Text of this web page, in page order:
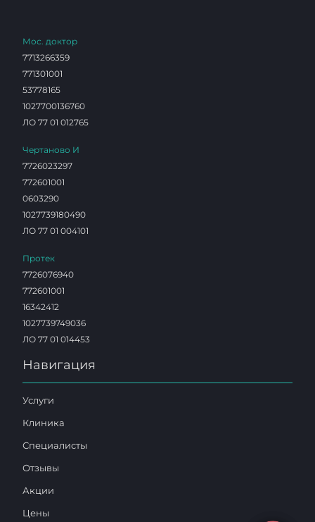
Мос. доктор
7713266359
771301001
53778165
1027700136760
ЛО 77 01 012765
Чертаново И
7726023297
772601001
0603290
1027739180490
ЛО 77 01 004101
Протек
7726076940
772601001
16342412
1027739749036
ЛО 77 01 014453
Навигация
Услуги
Клиника
Специалисты
Отзывы
Акции
Цены